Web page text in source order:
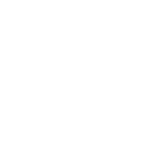
なかったね。